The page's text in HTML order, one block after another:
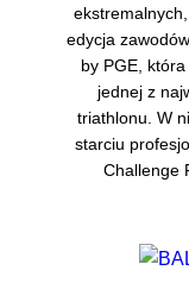
edycja
by PGE,
jednej z
triathlonu. W
starciu
Challenge